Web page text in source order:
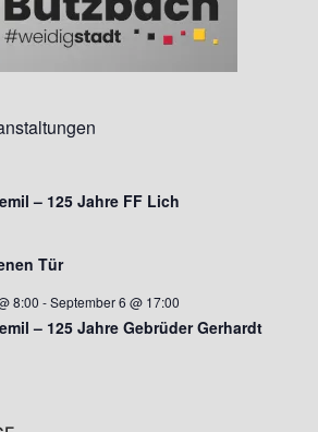
– 125 Jahre FF Lich
Tür
8:00 -September 6 @ 17:00
– 125 Jahre Gebrüder Gerhardt